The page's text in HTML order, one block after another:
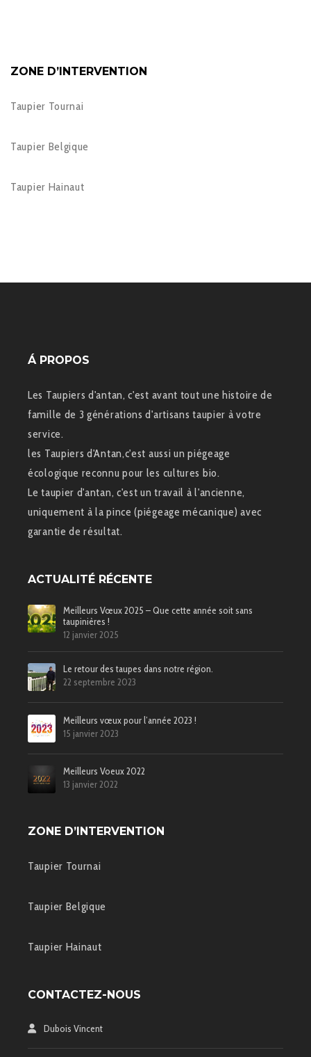
ZONE D’INTERVENTION
Taupier Tournai
Taupier Belgique
Taupier Hainaut
Á PROPOS
Les Taupiers d'antan, c'est avant tout une histoire de
famille de 3 générations d'artisans taupier à votre
service.
les Taupiers d'Antan,c'est aussi un piégeage
écologique reconnu pour les cultures bio.
Le taupier d'antan, c'est un travail à l'ancienne,
uniquement à la pince (piégeage mécanique) avec
garantie de résultat.
ACTUALITÉ RÉCENTE
Meilleurs Vœux 2025 – Que cette année soit sans
taupinières !
12 janvier 2025
Le retour des taupes dans notre région.
22 septembre 2023
Meilleurs vœux pour l’année 2023 !
15 janvier 2023
Meilleurs Voeux 2022
13 janvier 2022
ZONE D’INTERVENTION
Taupier Tournai
Taupier Belgique
Taupier Hainaut
CONTACTEZ-NOUS
Dubois Vincent